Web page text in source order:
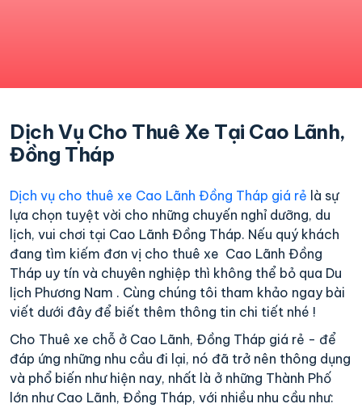
Dịch Vụ Cho Thuê Xe Tại Cao Lãnh,
Đồng Tháp
Dịch vụ cho thuê xe Cao Lãnh Đồng Tháp giá rẻ là sự
lựa chọn tuyệt vời cho những chuyến nghỉ dưỡng, du
lịch, vui chơi tại Cao Lãnh Đồng Tháp. Nếu quý khách
đang tìm kiếm đơn vị cho thuê xe Cao Lãnh Đồng
Tháp uy tín và chuyên nghiệp thì không thể bỏ qua Du
lịch Phương Nam . Cùng chúng tôi tham khảo ngay bài
viết dưới đây để biết thêm thông tin chi tiết nhé !
Cho Thuê xe chỗ ở Cao Lãnh, Đồng Tháp giá rẻ - để
đáp ứng những nhu cầu đi lại, nó đã trở nên thông dụng
và phổ biến như hiện nay, nhất là ở những Thành Phố
lớn như Cao Lãnh, Đồng Tháp, với nhiều nhu cầu như: